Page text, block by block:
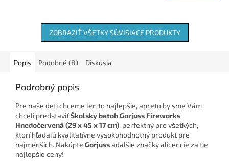
ZOBRAZIŤ VŠETKY SÚVISIACE PRODUKTY
Popis Podobné (8) Diskusia
Podrobný popis
Pre naše deti chceme len to najlepšie, apreto by sme Vám
chceli predstaviťŠkolský batoh Gorjuss Fireworks
Hnedočervená (29 x 45 x 17 cm), perfektný pre všetkých,
ktorí hľadajú kvalitatívne vysokohodnotný produkt pre
najmenších. Nakúpte Gorjussaďalšie značky alicencie za tie
najlepšie ceny!